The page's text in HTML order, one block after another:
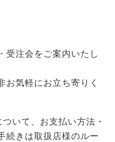
受注会をご案内いたし
お気軽にお立ち寄りく
いて、お支払い方法・
続きは取扱店様のルー